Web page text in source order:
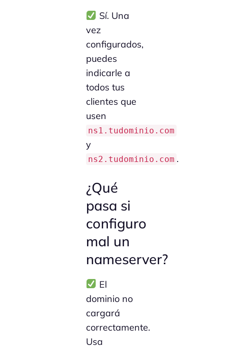
Sí. Una
vez
configurados,
puedes
indicarle a
todos tus
clientes que
usen
ns1.tudominio.com
y
ns2.tudominio.com .
¿Qué
pasa si
configuro
mal un
nameserver?
El
dominio no
cargará
correctamente.
Usa